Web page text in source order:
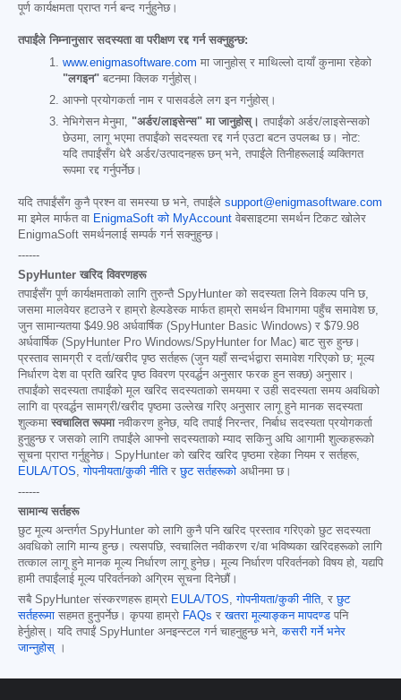
पूर्ण कार्यक्षमता प्राप्त गर्न बन्द गर्नुहुनेछ।
तपाईंले निम्नानुसार सदस्यता वा परीक्षण रद्द गर्न सक्नुहुन्छ:
www.enigmasoftware.com मा जानुहोस् र माथिल्लो दायाँ कुनामा रहेको
"लगइन" बटनमा क्लिक गर्नुहोस्।
आफ्नो प्रयोगकर्ता नाम र पासवर्डले लग इन गर्नुहोस्।
नेभिगेसन मेनुमा, "अर्डर/लाइसेन्स" मा जानुहोस्। तपाईंको अर्डर/लाइसेन्सको
छेउमा, लागू भएमा तपाईंको सदस्यता रद्द गर्न एउटा बटन उपलब्ध छ। नोट:
यदि तपाईंसँग धेरै अर्डर/उत्पादनहरू छन् भने, तपाईंले तिनीहरूलाई व्यक्तिगत
रूपमा रद्द गर्नुपर्नेछ।
यदि तपाईंसँग कुनै प्रश्न वा समस्या छ भने, तपाईंले support@enigmasoftware.com
मा इमेल मार्फत वा EnigmaSoft को MyAccount वेबसाइटमा समर्थन टिकट खोलेर
EnigmaSoft समर्थनलाई सम्पर्क गर्न सक्नुहुन्छ।
------
SpyHunter खरिद विवरणहरू
तपाईंसँग पूर्ण कार्यक्षमताको लागि तुरुन्तै SpyHunter को सदस्यता लिने विकल्प पनि छ,
जसमा मालवेयर हटाउने र हाम्रो हेल्पडेस्क मार्फत हाम्रो समर्थन विभागमा पहुँच समावेश छ,
जुन सामान्यतया $49.98 अर्धवार्षिक (SpyHunter Basic Windows) र $79.98
अर्धवार्षिक (SpyHunter Pro Windows/SpyHunter for Mac) बाट सुरु हुन्छ।
प्रस्ताव सामग्री र दर्ता/खरीद पृष्ठ सर्तहरू (जुन यहाँ सन्दर्भद्वारा समावेश गरिएको छ; मूल्य
निर्धारण देश वा प्रति खरिद पृष्ठ विवरण प्रवर्द्धन अनुसार फरक हुन सक्छ) अनुसार।
तपाईंको सदस्यता तपाईंको मूल खरिद सदस्यताको समयमा र उही सदस्यता समय अवधिको
लागि वा प्रवर्द्धन सामग्री/खरीद पृष्ठमा उल्लेख गरिए अनुसार लागू हुने मानक सदस्यता
शुल्कमा स्वचालित रूपमानवीकरण हुनेछ, यदि तपाईं निरन्तर, निर्बाध सदस्यता प्रयोगकर्ता
हुनुहुन्छ र जसको लागि तपाईंले आफ्नो सदस्यताको म्याद सकिनु अघि आगामी शुल्कहरूको
सूचना प्राप्त गर्नुहुनेछ। SpyHunter को खरिद खरिद पृष्ठमा रहेका नियम र सर्तहरू,
EULA/TOS,गोपनीयता/कुकी नीतिरछुट सर्तहरूको अधीनमा छ।
------
सामान्य सर्तहरू
छुट मूल्य अन्तर्गत SpyHunter को लागि कुनै पनि खरिद प्रस्ताव गरिएको छुट सदस्यता
अवधिको लागि मान्य हुन्छ। त्यसपछि, स्वचालित नवीकरण र/वा भविष्यका खरिदहरूको लागि
तत्काल लागू हुने मानक मूल्य निर्धारण लागू हुनेछ। मूल्य निर्धारण परिवर्तनको विषय हो, यद्यपि
हामी तपाईंलाई मूल्य परिवर्तनको अग्रिम सूचना दिनेछौं।
सबै SpyHunter संस्करणहरू हाम्रो EULA/TOS,गोपनीयता/कुकी नीति, रछुट
सर्तहरूमा सहमत हुनुपर्नेछ। कृपया हाम्रो FAQs रखतरा मूल्याङ्कन मापदण्ड पनि
हेर्नुहोस्। यदि तपाईं SpyHunter अनइन्स्टल गर्न चाहनुहुन्छ भने,कसरी गर्ने भनेर
जान्नुहोस् ।